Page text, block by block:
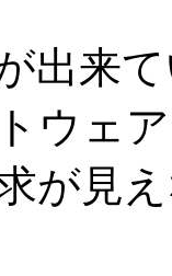
出来
ウェ
が見